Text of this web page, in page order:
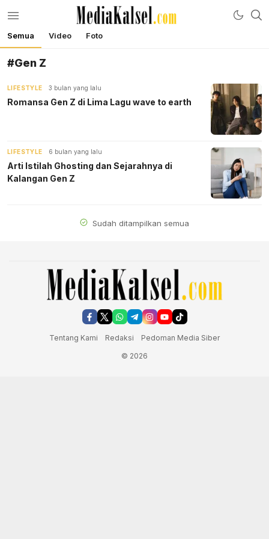
mediakalsel.com
Berita Update Banua
Semua Video Foto
#Gen Z
LIFESTYLE 3 bulan yang lalu
Romansa Gen Z di Lima Lagu wave to earth
LIFESTYLE 6 bulan yang lalu
Arti Istilah Ghosting dan Sejarahnya di
Kalangan Gen Z
Sudah ditampilkan semua
Tentang Kami Redaksi
Pedoman Media Siber
© 2026